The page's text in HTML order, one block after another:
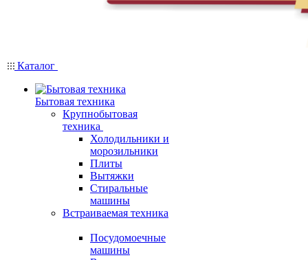
Каталог
Бытовая техника
Крупнобытовая
техника
Холодильники и
морозильники
Плиты
Вытяжки
Стиральные
машины
Встраиваемая техника
Посудомоечные
машины